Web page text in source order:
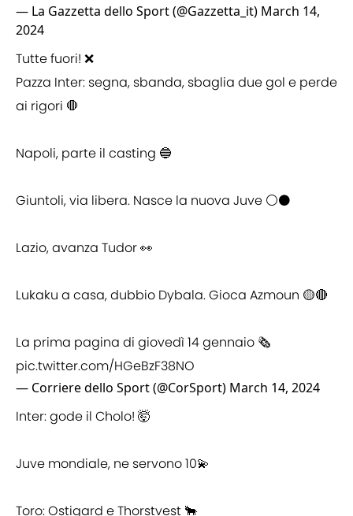
— La Gazzetta dello Sport (@Gazzetta_it) March 14,
2024
Tutte fuori! ❌
Pazza Inter: segna, sbanda, sbaglia due gol e perde
ai rigori 🛑
Napoli, parte il casting 🔵
Giuntoli, via libera. Nasce la nuova Juve ⚪️⚫️
Lazio, avanza Tudor 👀
Lukaku a casa, dubbio Dybala. Gioca Azmoun 🟡🔴
La prima pagina di giovedì 14 gennaio 🗞️
pic.twitter.com/HGeBzF38NO
— Corriere dello Sport (@CorSport) March 14, 2024
Inter: gode il Cholo! 🤯
Juve mondiale, ne servono 10💫
Toro: Ostigard e Thorstvest 🐂